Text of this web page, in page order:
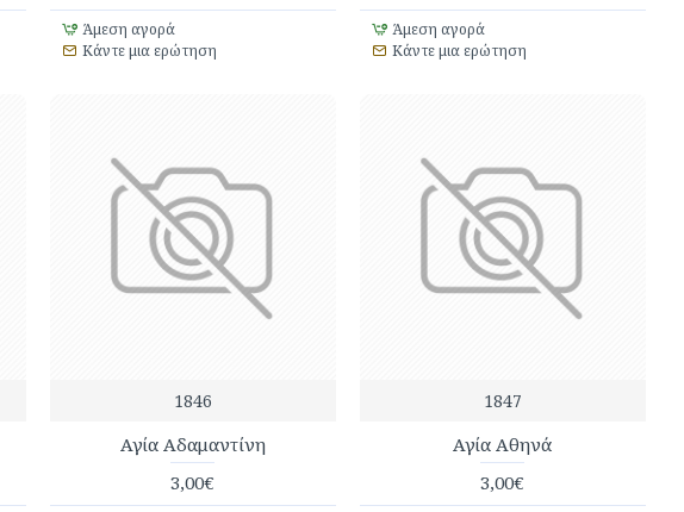
Άμεση αγορά
Κάντε μια ερώτηση
Άμεση αγορά
Κάντε μια ερώτηση
1846
Αγία Αδαμαντίνη
3,00€
1847
Αγία Αθηνά
3,00€